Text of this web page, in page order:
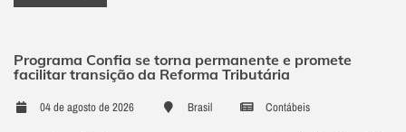
Programa Confia se torna permanente e promete
facilitar transição da Reforma Tributária
04 de agosto de 2026 Brasil Contábeis